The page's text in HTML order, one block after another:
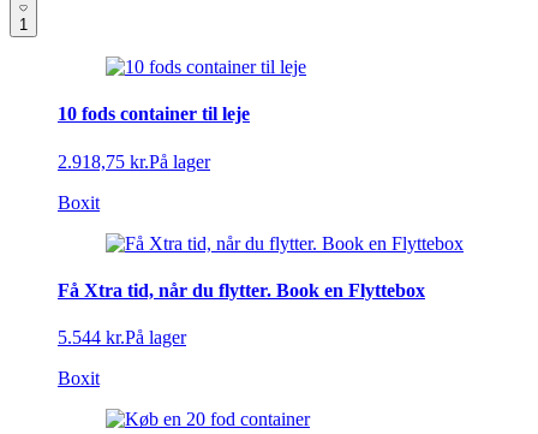
1
10 fods container til leje
2.918,75 kr.På lager
Boxit
Få Xtra tid, når du flytter. Book en Flyttebox
5.544 kr.På lager
Boxit